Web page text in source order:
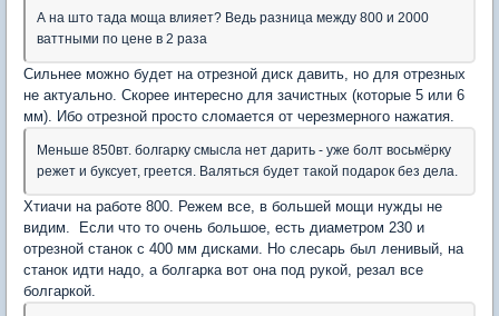
А на што тада моща влияет? Ведь разница между 800 и 2000
ваттными по цене в 2 раза
Сильнее можно будет на отрезной диск давить, но для отрезных
не актуально. Скорее интересно для зачистных (которые 5 или 6
мм). Ибо отрезной просто сломается от черезмерного нажатия.
Меньше 850вт. болгарку смысла нет дарить - уже болт восьмёрку
режет и буксует, греется. Валяться будет такой подарок без дела.
Хтиачи на работе 800. Режем все, в большей мощи нужды не
видим. Если что то очень большое, есть диаметром 230 и
отрезной станок с 400 мм дисками. Но слесарь был ленивый, на
станок идти надо, а болгарка вот она под рукой, резал все
болгаркой.